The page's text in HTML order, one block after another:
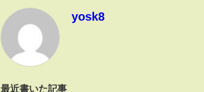
yosk8
最近書いた記事